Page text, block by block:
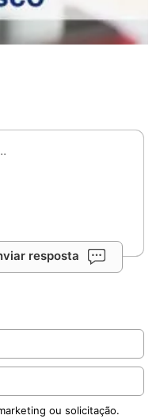
resposta
ou solicitação.